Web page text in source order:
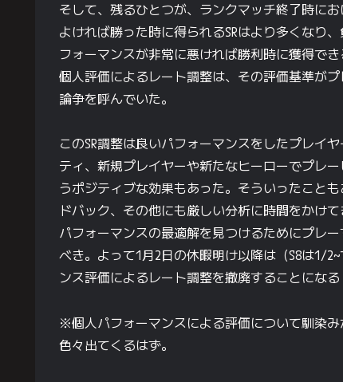
そして、残るひとつが、ランクマッチ終了時に
よければ勝った時に得られるSRはより多くなり
フォーマンスが非常に悪ければ勝利時に獲得で
個人評価によるレート調整は、その評価基準が
論争を呼んでいた。
このSR調整は良いパフォーマンスをしたプレイ
ティ、新規プレイヤーや新たなヒーローでプレ
うポジティブな効果もあった。そういったこと
ドバック、その他にも厳しい分析に時間をかけ
パフォーマンスの最適解を見つけるためにプレ
べき。よって1月2日の休暇明け以降は（S8は1/
ンス評価によるレート調整を撤廃することにな
※個人パフォーマンスによる評価について馴染
色々出てくるはず。